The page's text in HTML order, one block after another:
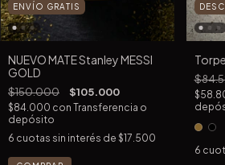
ENVÍO GRATIS
NUEVO MATE Stanley MESSI
GOLD
$150.000 $105.000
$84.000 con Transferencia o
depósito
6 cuotas sin interés de $17.500
6